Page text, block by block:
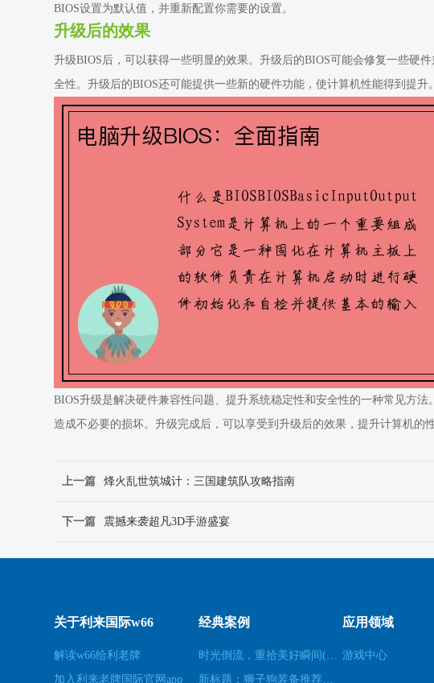
BIOS设置为默认值，并重新配置你需要的设置。
升级后的效果
升级BIOS后，可以获得一些明显的效果。升级后的BIOS可能会修复一些硬
全性。升级后的BIOS还可能提供一些新的硬件功能，使计算机性能得到提升。
BIOS升级是解决硬件兼容性问题、提升系统稳定性和安全性的一种常见方
造成不必要的损坏。升级完成后，可以享受到升级后的效果，提升计算机的
上一篇 烽火乱世筑城计：三国建筑队攻略指南
下一篇 震撼来袭超凡3D手游盛宴
关于利来国际w66
解读w66给利老牌
加入利来老牌国际官网app
经典案例
时光倒流，重拾美好瞬间(原标题：时光倒流，重拾美好瞬间新标题：重温过去，再次感受美好)
新标题：狮子狗装备推荐，让你成为无敌战士！(狮子狗装备推荐——打造无敌战士！)
应用领域
游戏中心